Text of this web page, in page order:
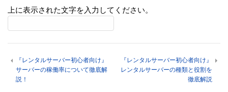
上に表示された文字を入力してください。
『レンタルサーバー初心者向け』
サーバーの稼働率について徹底解
説！
『レンタルサーバー初心者向け』
レンタルサーバーの種類と役割を
徹底解説